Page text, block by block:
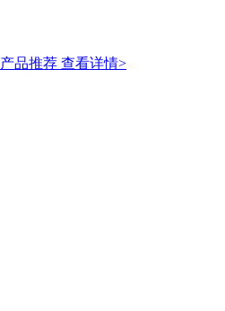
产品推荐 查看详情>